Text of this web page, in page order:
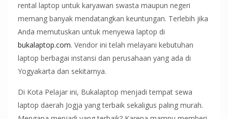
rental laptop untuk karyawan swasta maupun negeri
memang banyak mendatangkan keuntungan. Terlebih jika
Anda memutuskan untuk menyewa laptop di
bukalaptop.com. Vendor ini telah melayani kebutuhan
laptop berbagai instansi dan perusahaan yang ada di
Yogyakarta dan sekitarnya.
Di Kota Pelajar ini, Bukalaptop menjadi tempat sewa
laptop daerah Jogja yang terbaik sekaligus paling murah.